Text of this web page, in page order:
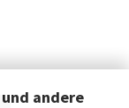
andere